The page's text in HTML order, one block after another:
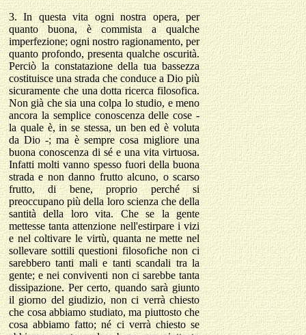
3. In questa vita ogni nostra opera, per
quanto buona, è commista a qualche
imperfezione; ogni nostro ragionamento, per
quanto profondo, presenta qualche oscurità.
Perciò la constatazione della tua bassezza
costituisce una strada che conduce a Dio più
sicuramente che una dotta ricerca filosofica.
Non già che sia una colpa lo studio, e meno
ancora la semplice conoscenza delle cose -
la quale è, in se stessa, un ben ed è voluta
da Dio -; ma è sempre cosa migliore una
buona conoscenza di sé e una vita virtuosa.
Infatti molti vanno spesso fuori della buona
strada e non danno frutto alcuno, o scarso
frutto, di bene, proprio perché si
preoccupano più della loro scienza che della
santità della loro vita. Che se la gente
mettesse tanta attenzione nell'estirpare i vizi
e nel coltivare le virtù, quanta ne mette nel
sollevare sottili questioni filosofiche non ci
sarebbero tanti mali e tanti scandali tra la
gente; e nei conviventi non ci sarebbe tanta
dissipazione. Per certo, quando sarà giunto
il giorno del giudizio, non ci verrà chiesto
che cosa abbiamo studiato, ma piuttosto che
cosa abbiamo fatto; né ci verrà chiesto se